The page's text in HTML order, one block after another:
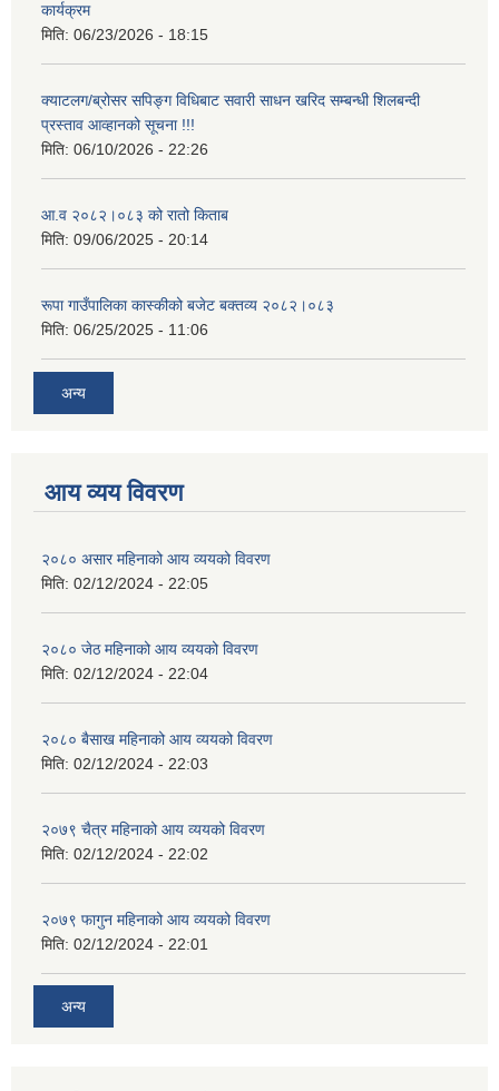
कार्यक्रम
मिति: 06/23/2026 - 18:15
क्याटलग/ब्रोसर सपिङ्ग विधिबाट सवारी साधन खरिद सम्बन्धी शिलबन्दी
प्रस्ताव आव्हानको सूचना !!!
मिति: 06/10/2026 - 22:26
आ.व २०८२।०८३ को रातो किताब
मिति: 09/06/2025 - 20:14
रूपा गाउँपालिका कास्कीको बजेट बक्तव्य २०८२।०८३
मिति: 06/25/2025 - 11:06
अन्य
आय व्यय विवरण
२०८० असार महिनाको आय व्ययको विवरण
मिति: 02/12/2024 - 22:05
२०८० जेठ महिनाको आय व्ययको विवरण
मिति: 02/12/2024 - 22:04
२०८० बैसाख महिनाको आय व्ययको विवरण
मिति: 02/12/2024 - 22:03
२०७९ चैत्र महिनाको आय व्ययको विवरण
मिति: 02/12/2024 - 22:02
२०७९ फागुन महिनाको आय व्ययको विवरण
मिति: 02/12/2024 - 22:01
अन्य